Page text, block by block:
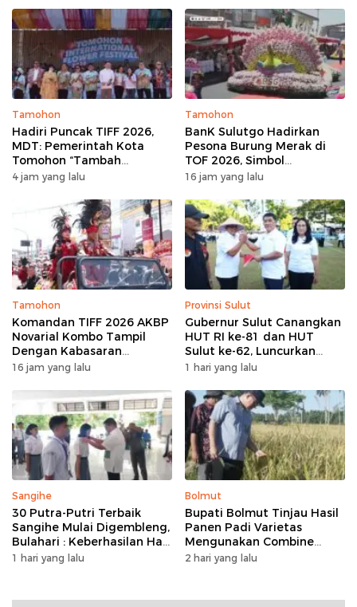
Tamohon
Hadiri Puncak TIFF 2026,
MDT: Pemerintah Kota
Tomohon “Tambah
Mantap”, Usai Parade
kepada Masyarakat
4 jam yang lalu
Tamohon
BanK Sulutgo Hadirkan
Pesona Burung Merak di
TOF 2026, Simbol
Keagungan Dan
16 jam yang lalu
Tamohon
Komandan TIFF 2026 AKBP
Novarial Kombo Tampil
Dengan Kabasaran
Minahasa, Padukan Tugas
16 jam yang lalu
Provinsi Sulut
Gubernur Sulut Canangkan
HUT RI ke-81 dan HUT
Sulut ke-62, Luncurkan
Program Keringanan Pajak
Kelapa
1 hari yang lalu
Sangihe
30 Putra-Putri Terbaik
Sangihe Mulai Digembleng,
Bulahari : Keberhasilan Hari
Ini Bukan Garis Akhir Tapi
1 hari yang lalu
Bolmut
Bupati Bolmut Tinjau Hasil
Panen Padi Varietas
Mengunakan Combine
Harvester
2 hari yang lalu